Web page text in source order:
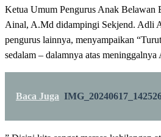
Ketua Umum Pengurus Anak Belawan
Ainal, A.Md didampingi Sekjend. Adli
pengurus lainnya, menyampaikan
sedalam – dalamnya atas meninggalnya
Baca Juga